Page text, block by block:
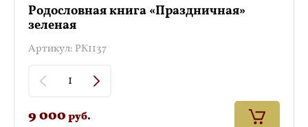
Родословная книга «Праздничная»
зеленая
Артикул: РК1137
9 000руб.